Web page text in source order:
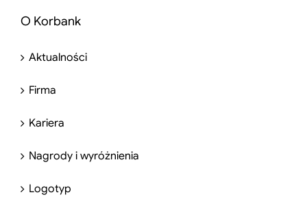
O Korbank
Aktualności
Firma
Kariera
Nagrody i wyróżnienia
Logotyp